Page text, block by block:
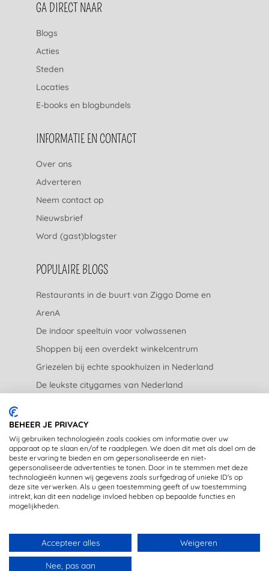
FOOTERNAVIGATIE
GA DIRECT NAAR
Blogs
Acties
Steden
Locaties
E-books en blogbundels
INFORMATIE EN CONTACT
Over ons
Adverteren
Neem contact op
Nieuwsbrief
Word (gast)blogster
POPULAIRE BLOGS
Restaurants in de buurt van Ziggo Dome en
ArenA
De indoor speeltuin voor volwassenen
Shoppen bij een overdekt winkelcentrum
Griezelen bij echte spookhuizen in Nederland
De leukste citygames van Nederland
JURIDISCH
Privacyverklaring
Disclaimer
Copyright © 2020 - OpstapmetLisa (registered trademark)
BEHEER JE PRIVACY
Wij gebruiken technologieën zoals cookies om informatie over uw
apparaat op te slaan en/of te raadplegen. We doen dit met als doel om de
beste ervaring te bieden en om gepersonaliseerde en niet-
gepersonaliseerde advertenties te tonen. Door in te stemmen met deze
technologieën kunnen wij gegevens zoals surfgedrag of unieke ID's op
deze site verwerken. Als u geen toestemming geeft of uw toestemming
intrekt, kan dit een nadelige invloed hebben op bepaalde functies en
mogelijkheden.
Accepteer alles Weigeren
Nee, pas aan